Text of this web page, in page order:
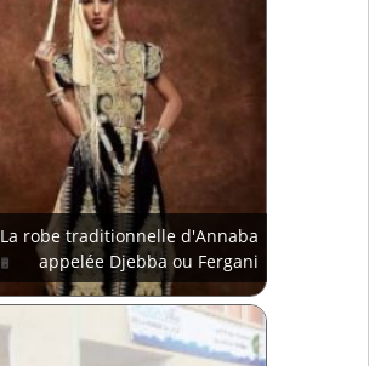
La robe traditionnelle d'Annaba
appelée Djebba ou Fergani